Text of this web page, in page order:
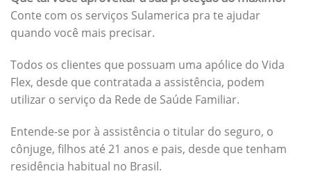
Conte com os serviços Sulamerica pra te ajudar
quando você mais precisar.
Todos os clientes que possuam uma apólice do Vida
Flex, desde que contratada a assistência, podem
utilizar o serviço da Rede de Saúde Familiar.
Entende-se por à assistência o titular do seguro, o
cônjuge, filhos até 21 anos e pais, desde que tenham
residência habitual no Brasil.